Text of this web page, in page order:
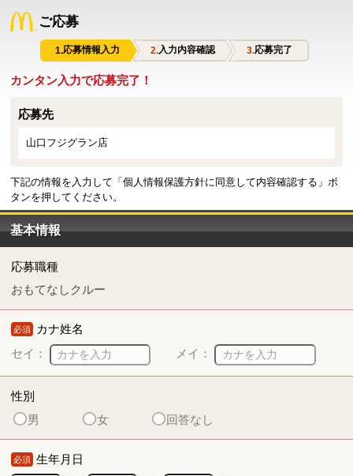
ご応募
応募情報入力 入力内容確認 応募完了
カンタン入力で応募完了！
応募先
山口フジグラン店
下記の情報を入力して「個人情報保護方針に同意して内容確認する」ボ
タンを押してください。
基本情報
応募職種
おもてなしクルー
必須 カナ姓名
セイ：
メイ：
性別
男
女 回答なし
必須 生年月日